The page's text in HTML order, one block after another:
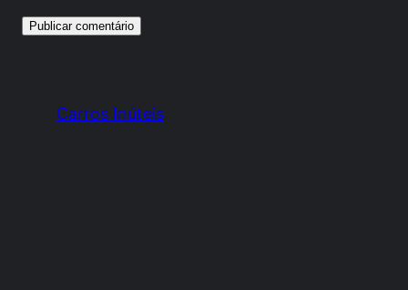
Carros Inúteis